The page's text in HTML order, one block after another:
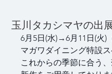
玉川タカシマヤの出
6月5日(水)→6月11日(火)
マガワダイニング特設
これからの季節に合う